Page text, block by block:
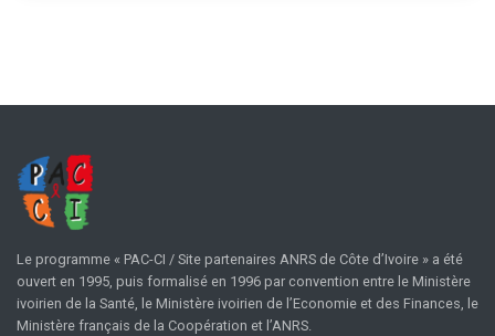
Le programme « PAC-CI / Site partenaires ANRS de Côte d’Ivoire » a été
ouvert en 1995, puis formalisé en 1996 par convention entre le Ministère
ivoirien de la Santé, le Ministère ivoirien de l’Economie et des Finances, le
Ministère français de la Coopération et l’ANRS.